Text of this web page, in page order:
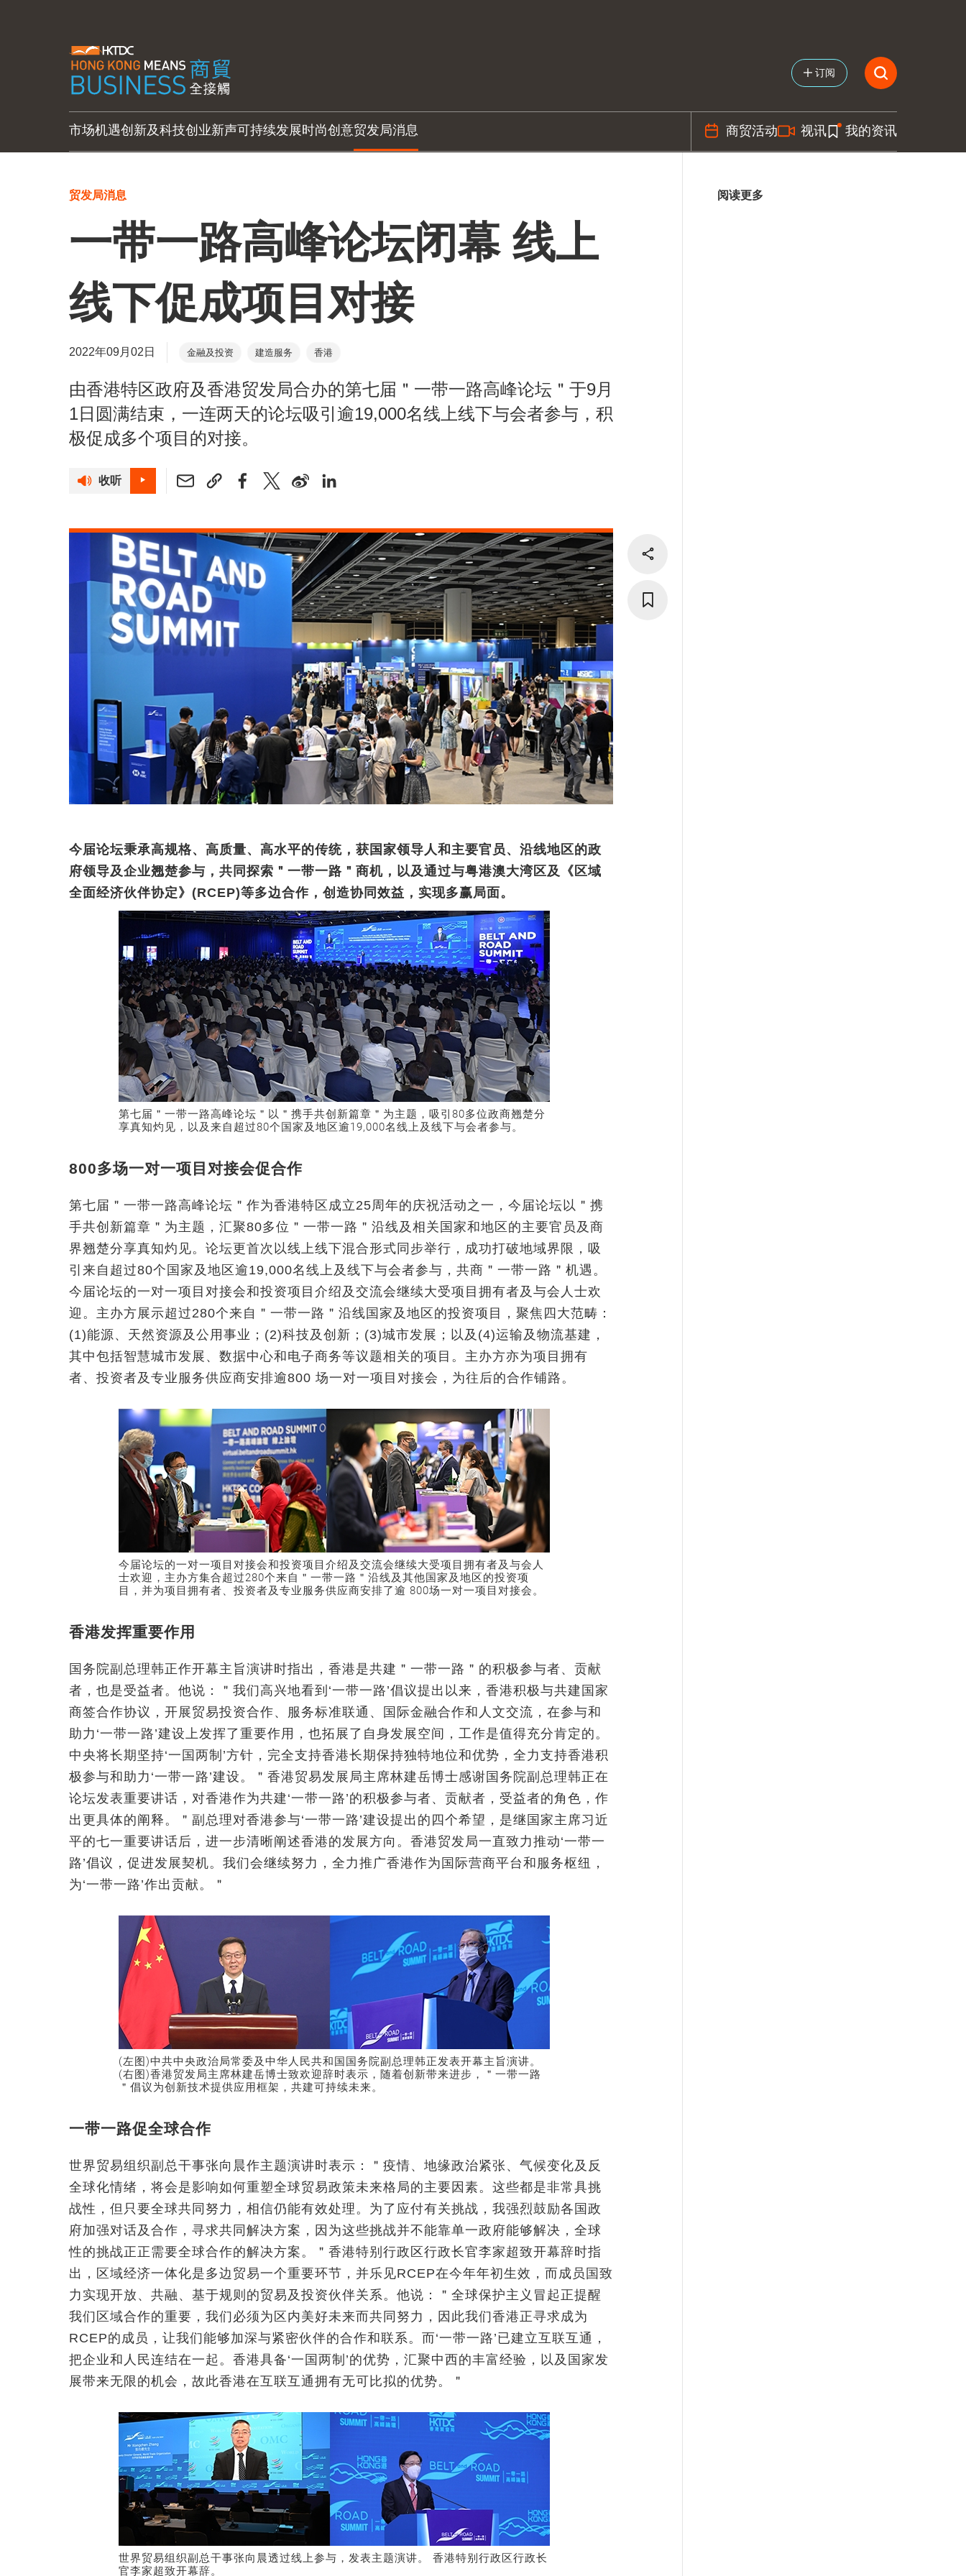
订阅
市场机遇创新及科技创业新声可持续发展时尚创意贸发局消息 商贸活动 视讯 我的资讯
贸发局消息
一带一路高峰论坛闭幕 线上
线下促成项目对接
2022年09月02日 金融及投资 建造服务 香港
由香港特区政府及香港贸发局合办的第七届＂一带一路高峰论坛＂于9月
1日圆满结束，一连两天的论坛吸引逾19,000名线上线下与会者参与，积
极促成多个项目的对接。
收听
今届论坛秉承高规格、高质量、高水平的传统，获国家领导人和主要官员、沿线地区的政
府领导及企业翘楚参与，共同探索＂一带一路＂商机，以及通过与粤港澳大湾区及《区域
全面经济伙伴协定》(RCEP)等多边合作，创造协同效益，实现多赢局面。
第七届＂一带一路高峰论坛＂以＂携手共创新篇章＂为主题，吸引80多位政商翘楚分
享真知灼见，以及来自超过80个国家及地区逾19,000名线上及线下与会者参与。
800多场一对一项目对接会促合作
第七届＂一带一路高峰论坛＂作为香港特区成立25周年的庆祝活动之一，今届论坛以＂携
手共创新篇章＂为主题，汇聚80多位＂一带一路＂沿线及相关国家和地区的主要官员及商
界翘楚分享真知灼见。论坛更首次以线上线下混合形式同步举行，成功打破地域界限，吸
引来自超过80个国家及地区逾19,000名线上及线下与会者参与，共商＂一带一路＂机遇。
今届论坛的一对一项目对接会和投资项目介绍及交流会继续大受项目拥有者及与会人士欢
迎。主办方展示超过280个来自＂一带一路＂沿线国家及地区的投资项目，聚焦四大范畴：
(1)能源、天然资源及公用事业；(2)科技及创新；(3)城市发展；以及(4)运输及物流基建，
其中包括智慧城市发展、数据中心和电子商务等议题相关的项目。主办方亦为项目拥有
者、投资者及专业服务供应商安排逾800 场一对一项目对接会，为往后的合作铺路。
今届论坛的一对一项目对接会和投资项目介绍及交流会继续大受项目拥有者及与会人
士欢迎，主办方集合超过280个来自＂一带一路＂沿线及其他国家及地区的投资项
目，并为项目拥有者、投资者及专业服务供应商安排了逾 800场一对一项目对接会。
香港发挥重要作用
国务院副总理韩正作开幕主旨演讲时指出，香港是共建＂一带一路＂的积极参与者、贡献
者，也是受益者。他说：＂我们高兴地看到‘一带一路’倡议提出以来，香港积极与共建国家
商签合作协议，开展贸易投资合作、服务标准联通、国际金融合作和人文交流，在参与和
助力‘一带一路’建设上发挥了重要作用，也拓展了自身发展空间，工作是值得充分肯定的。
中央将长期坚持‘一国两制’方针，完全支持香港长期保持独特地位和优势，全力支持香港积
极参与和助力‘一带一路’建设。＂香港贸易发展局主席林建岳博士感谢国务院副总理韩正在
论坛发表重要讲话，对香港作为共建‘一带一路’的积极参与者、贡献者，受益者的角色，作
出更具体的阐释。＂副总理对香港参与‘一带一路’建设提出的四个希望，是继国家主席习近
平的七一重要讲话后，进一步清晰阐述香港的发展方向。香港贸发局一直致力推动‘一带一
路’倡议，促进发展契机。我们会继续努力，全力推广香港作为国际营商平台和服务枢纽，
为‘一带一路’作出贡献。＂
(左图)中共中央政治局常委及中华人民共和国国务院副总理韩正发表开幕主旨演讲。
(右图)香港贸发局主席林建岳博士致欢迎辞时表示，随着创新带来进步，＂一带一路
＂倡议为创新技术提供应用框架，共建可持续未来。
一带一路促全球合作
世界贸易组织副总干事张向晨作主题演讲时表示：＂疫情、地缘政治紧张、气候变化及反
全球化情绪，将会是影响如何重塑全球贸易政策未来格局的主要因素。这些都是非常具挑
战性，但只要全球共同努力，相信仍能有效处理。为了应付有关挑战，我强烈鼓励各国政
府加强对话及合作，寻求共同解决方案，因为这些挑战并不能靠单一政府能够解决，全球
性的挑战正正需要全球合作的解决方案。＂香港特别行政区行政长官李家超致开幕辞时指
出，区域经济一体化是多边贸易一个重要环节，并乐见RCEP在今年年初生效，而成员国致
力实现开放、共融、基于规则的贸易及投资伙伴关系。他说：＂全球保护主义冒起正提醒
我们区域合作的重要，我们必须为区内美好未来而共同努力，因此我们香港正寻求成为
RCEP的成员，让我们能够加深与紧密伙伴的合作和联系。而‘一带一路’已建立互联互通，
把企业和人民连结在一起。香港具备‘一国两制’的优势，汇聚中西的丰富经验，以及国家发
展带来无限的机会，故此香港在互联互通拥有无可比拟的优势。＂
世界贸易组织副总干事张向晨透过线上参与，发表主题演讲。 香港特别行政区行政长
官李家超致开幕辞。
阅读更多